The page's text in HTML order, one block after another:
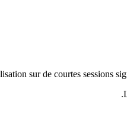
sur de courtes sessions